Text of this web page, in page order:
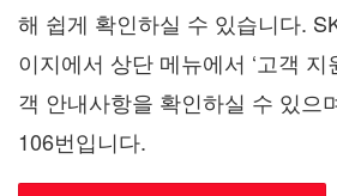
해 쉽게 확인하실 수 있습니다.
이지에서 상단 메뉴에서 ‘고객 지
객 안내사항을 확인하실 수 있으
106번입니다.